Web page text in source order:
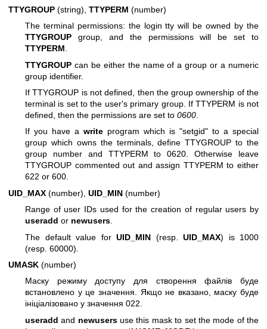
TTYGROUP (string), TTYPERM (number)
The terminal permissions: the login tty will be owned by the
TTYGROUP group, and the permissions will be set to
TTYPERM.
TTYGROUP can be either the name of a group or a numeric
group identifier.
If TTYGROUP is not defined, then the group ownership of the
terminal is set to the user's primary group. If TTYPERM is not
defined, then the permissions are set to 0600
If you have a write program which is "setgid" to a special
group which owns the terminals, define TTYGROUP to the
group number and TTYPERM to 0620. Otherwise leave
TTYGROUP commented out and assign TTYPERM to either
622 or 600.
UID_MAX (number), UID_MIN (number)
Range of user IDs used for the creation of regular users by
useradd or newusers.
The default value for UID_MIN (resp. UID_MAX) is 1000
(resp. 60000).
UMASK (number)
Маску режиму доступу для створення файлів буде
встановлено у це значення. Якщо не вказано, маску буде
ініціалізовано у значення 022.
useradd and newusersuse this mask to set the mode of the